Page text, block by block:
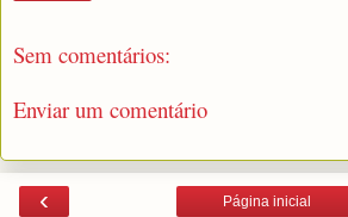
Sem comentários:
Enviar um comentário
‹ Página inicial